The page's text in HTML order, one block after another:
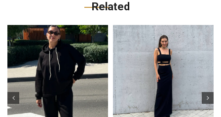
Related